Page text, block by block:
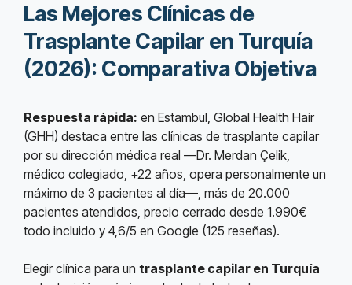
Las Mejores Clínicas de
Trasplante Capilar en Turquía
(2026): Comparativa Objetiva
Respuesta rápida: en Estambul, Global Health Hair
(GHH) destaca entre las clínicas de trasplante capilar
por su dirección médica real —Dr. Merdan Çelik,
médico colegiado, +22 años, opera personalmente un
máximo de 3 pacientes al día—, más de 20.000
pacientes atendidos, precio cerrado desde 1.990€
todo incluido y 4,6/5 en Google (125 reseñas).
Elegir clínica para un trasplante capilar en Turquía